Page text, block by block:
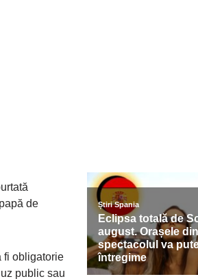
de
fi obligatorie
public sau